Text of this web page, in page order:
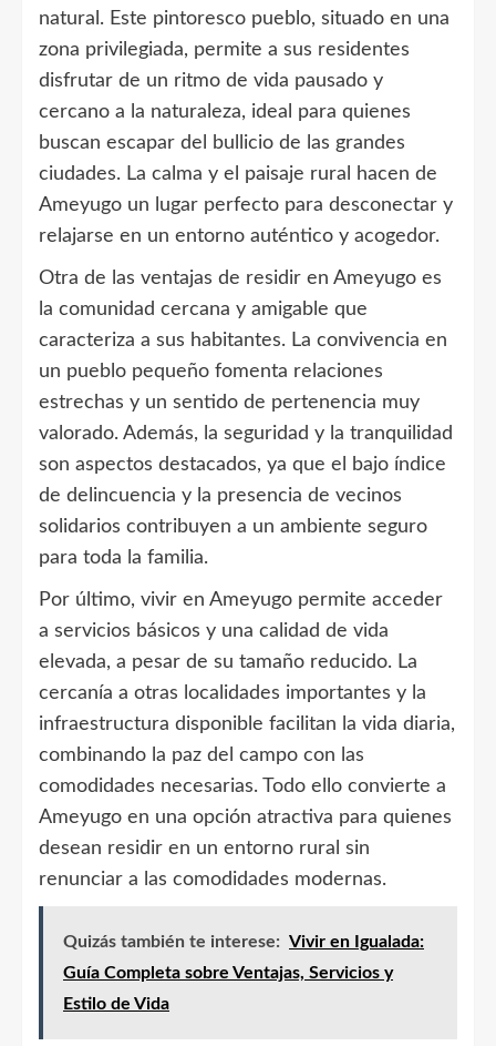
natural. Este pintoresco pueblo, situado en una
zona privilegiada, permite a sus residentes
disfrutar de un ritmo de vida pausado y
cercano a la naturaleza, ideal para quienes
buscan escapar del bullicio de las grandes
ciudades. La calma y el paisaje rural hacen de
Ameyugo un lugar perfecto para desconectar y
relajarse en un entorno auténtico y acogedor.
Otra de las ventajas de residir en Ameyugo es
la comunidad cercana y amigable que
caracteriza a sus habitantes. La convivencia en
un pueblo pequeño fomenta relaciones
estrechas y un sentido de pertenencia muy
valorado. Además, la seguridad y la tranquilidad
son aspectos destacados, ya que el bajo índice
de delincuencia y la presencia de vecinos
solidarios contribuyen a un ambiente seguro
para toda la familia.
Por último, vivir en Ameyugo permite acceder
a servicios básicos y una calidad de vida
elevada, a pesar de su tamaño reducido. La
cercanía a otras localidades importantes y la
infraestructura disponible facilitan la vida diaria,
combinando la paz del campo con las
comodidades necesarias. Todo ello convierte a
Ameyugo en una opción atractiva para quienes
desean residir en un entorno rural sin
renunciar a las comodidades modernas.
Quizás también te interese: Vivir en Igualada:
Guía Completa sobre Ventajas, Servicios y
Estilo de Vida